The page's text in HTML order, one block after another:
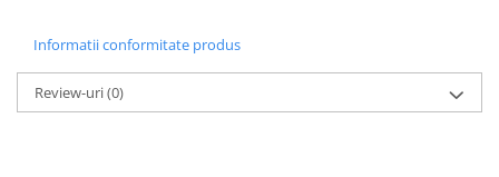
Informatii conformitate produs
Review-uri(0)